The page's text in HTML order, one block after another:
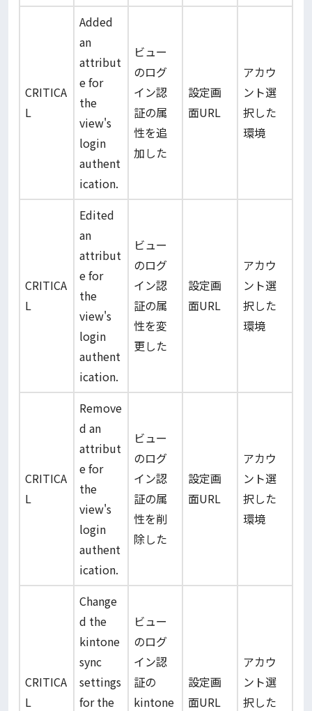
CRITICA
L
Added
an
attribut
e for
the
view's
login
authent
ication.
ビュー
のログ
イン認
証の属
性を追
加した
設定画
面URL
アカウ
ント選
択した
環境
CRITICA
L
Edited
an
attribut
e for
the
view's
login
authent
ication.
ビュー
のログ
イン認
証の属
性を変
更した
設定画
面URL
アカウ
ント選
択した
環境
CRITICA
L
Remove
d an
attribut
e for
the
view's
login
authent
ication.
ビュー
のログ
イン認
証の属
性を削
除した
設定画
面URL
アカウ
ント選
択した
環境
CRITICA
L
Change
d the
kintone
sync
settings
for the
ビュー
のログ
イン認
証の
kintone
設定画
面URL
アカウ
ント選
択した